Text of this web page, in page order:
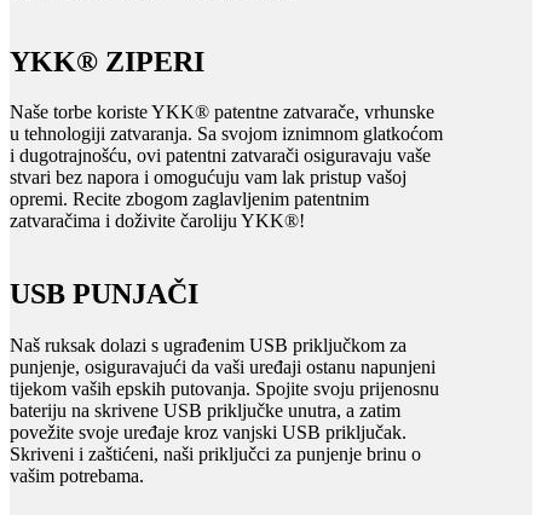
YKK® ZIPERI
Naše torbe koriste YKK® patentne zatvarače, vrhunske
u tehnologiji zatvaranja. Sa svojom iznimnom glatkoćom
i dugotrajnošću, ovi patentni zatvarači osiguravaju vaše
stvari bez napora i omogućuju vam lak pristup vašoj
opremi. Recite zbogom zaglavljenim patentnim
zatvaračima i doživite čaroliju YKK®!
USB PUNJAČI
Naš ruksak dolazi s ugrađenim USB priključkom za
punjenje, osiguravajući da vaši uređaji ostanu napunjeni
tijekom vaših epskih putovanja. Spojite svoju prijenosnu
bateriju na skrivene USB priključke unutra, a zatim
povežite svoje uređaje kroz vanjski USB priključak.
Skriveni i zaštićeni, naši priključci za punjenje brinu o
vašim potrebama.